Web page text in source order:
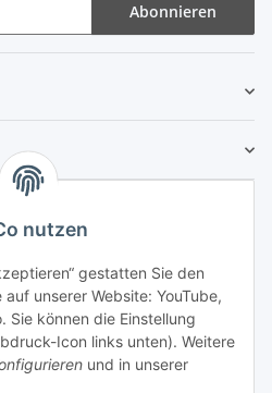
nutzen
gestatten Sie den
unserer Website: YouTube,
Sie können die Einstellung
Icon links unten). Weitere
und in unserer
Abonnieren